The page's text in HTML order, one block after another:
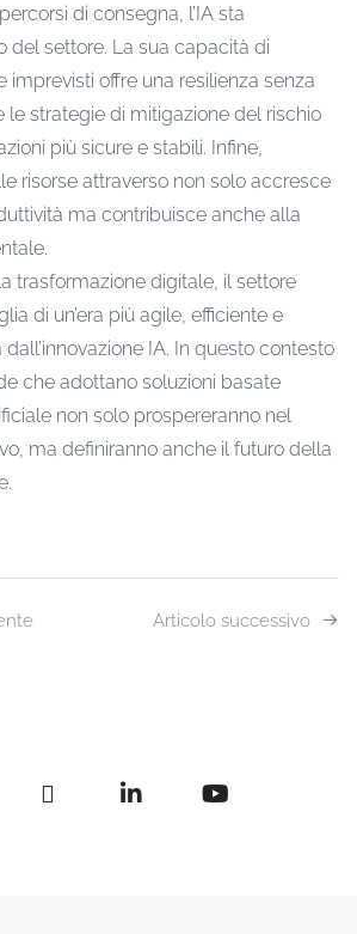
di consegna, l’IA sta
del settore. La sua capacità di
imprevisti offre una resilienza senza
le strategie di mitigazione del rischio
più sicure e stabili. Infine,
risorse attraverso non solo accresce
ma contribuisce anche alla
trasformazione digitale, il settore
di un’era più agile, efficiente e
IA. In questo contesto
che adottano soluzioni basate
non solo prospereranno nel
ma definiranno anche il futuro della
Articolo successivo